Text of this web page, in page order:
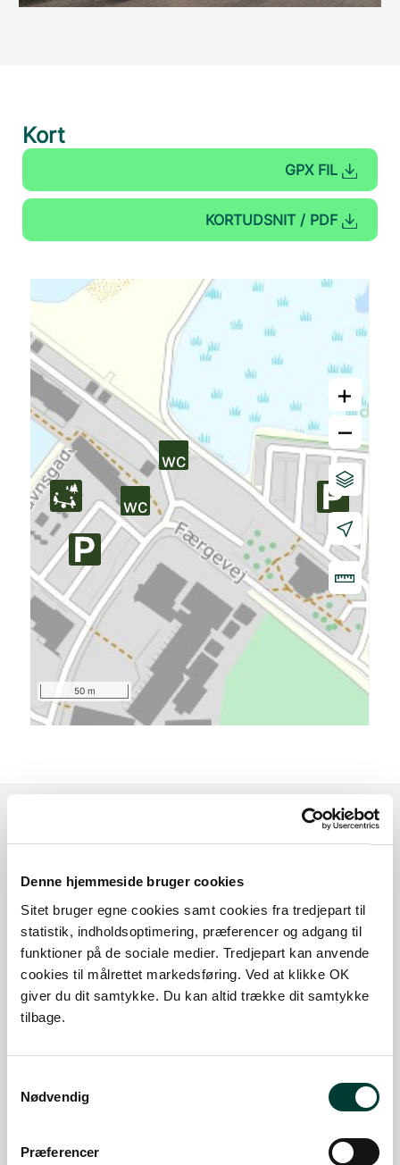
Denne hjemmeside bruger cookies
Sitet bruger egne cookies samt cookies fra tredjepart til
statistik, indholdsoptimering, præferencer og adgang til
funktioner på de sociale medier. Tredjepart kan anvende
cookies til målrettet markedsføring. Ved at klikke OK
giver du dit samtykke. Du kan altid trække dit samtykke
tilbage.
Nødvendig
Præferencer
Kort
GPX FIL
KORTUDSNIT / PDF
+
–
50 m
Parkering
Med offentlig transport
Google Maps
Læs mere